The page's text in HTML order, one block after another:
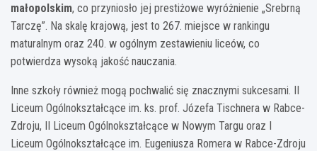
małopolskim, co przyniosło jej prestiżowe wyróżnienie „Srebrną
Tarczę”. Na skalę krajową, jest to 267. miejsce w rankingu
maturalnym oraz 240. w ogólnym zestawieniu liceów, co
potwierdza wysoką jakość nauczania.
Inne szkoły również mogą pochwalić się znacznymi sukcesami. II
Liceum Ogólnokształcące im. ks. prof. Józefa Tischnera w Rabce-
Zdroju, II Liceum Ogólnokształcące w Nowym Targu oraz I
Liceum Ogólnokształcące im. Eugeniusza Romera w Rabce-Zdroju